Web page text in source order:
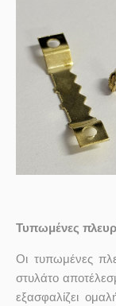
Τυπωμένες
Οι τυπωμένες
στυλάτο
εξασφαλίζει